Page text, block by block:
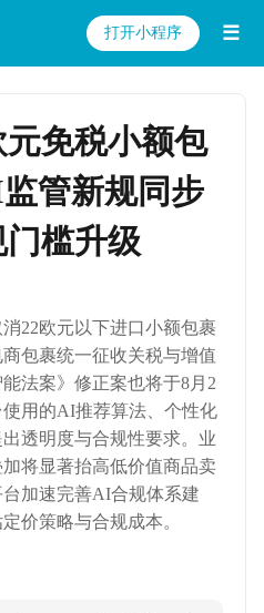
打开小程序 ☰
元免税小额包
管新规同步
槛升级
22欧元以下进口小额包裹
包裹统一征收关税与增值
法案》修正案也将于8月2
用的AI推荐算法、个性化
透明度与合规性要求。业
将显著抬高低价值商品卖
加速完善AI合规体系建
价策略与合规成本。